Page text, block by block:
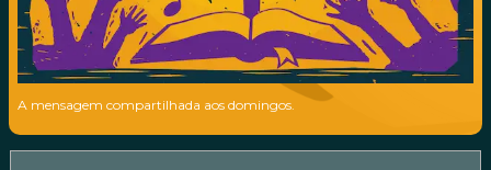
A mensagem compartilhada aos domingos.